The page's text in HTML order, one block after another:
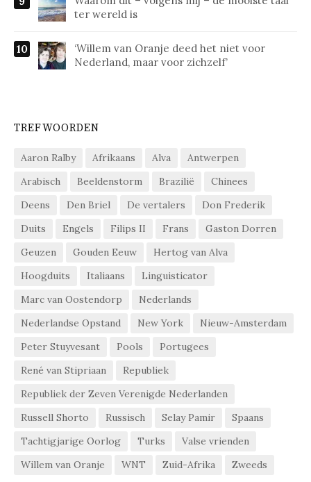
ter wereld is
‘Willem van Oranje deed het niet voor
Nederland, maar voor zichzelf’
TREFWOORDEN
Aaron Ralby Afrikaans Alva
Antwerpen
Arabisch
Beeldenstorm Brazilië
Chinees
Deens
Den Briel De vertalers
Don Frederik
Duits
Engels Filips II Frans
Gaston Dorren
Geuzen
Gouden Eeuw
Hertog van Alva
Hoogduits
Italiaans
Linguisticator
Marc van Oostendorp
Nederlands
Nederlandse Opstand
New York
Nieuw-Amsterdam
Peter Stuyvesant
Pools
Portugees
René van Stipriaan
Republiek
Republiek der Zeven Verenigde Nederlanden
Russell Shorto
Russisch Selay Pamir
Spaans
Tachtigjarige Oorlog
Turks
Valse vrienden
Willem van Oranje
WNT Zuid-Afrika Zweeds